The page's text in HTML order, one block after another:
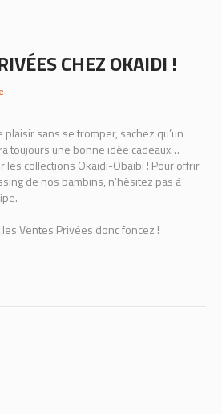
CHEZ OKAIDI !
sans se tromper, sachez qu’un
toujours une bonne idée cadeaux…
les collections Okaïdi-Obaïbi ! Pour offrir
de nos bambins, n’hésitez pas à
Ventes Privées donc foncez !